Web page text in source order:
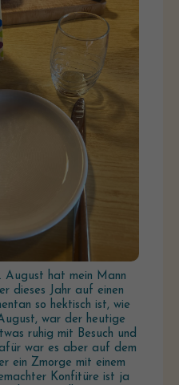
August hat mein Mann
dieses Jahr auf einen
so hektisch ist, wie
war der heutige
ruhig mit Besuch und
war es aber auf dem
ein Zmorge mit einem
Konfitüre ist ja